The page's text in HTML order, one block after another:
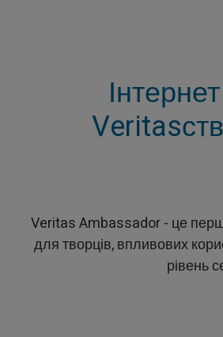
Veritas Ambassador - це
для творців, впливових
рівень